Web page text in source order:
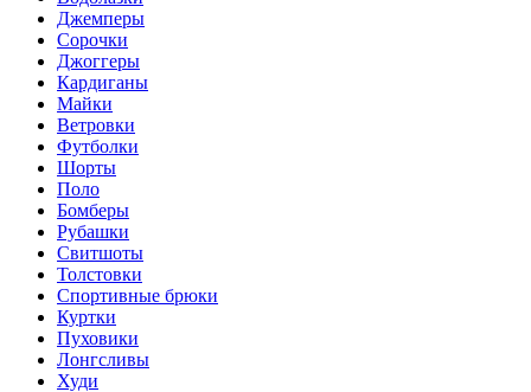
Джемперы
Сорочки
Джоггеры
Кардиганы
Майки
Ветровки
Футболки
Шорты
Поло
Бомберы
Рубашки
Свитшоты
Толстовки
Спортивные брюки
Куртки
Пуховики
Лонгсливы
Худи